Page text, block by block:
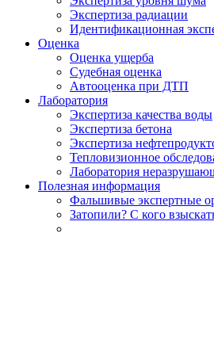
Экспертиза радиации
Идентификационная
Оценка
Оценка ущерба
Судебная оценка
Автооценка при ДТП
Лаборатория
Экспертиза качества воды
Экспертиза бетона
Экспертиза
Тепловизионное
Лаборатория
Полезная информация
Фальшивые экспертные
Затопили? С кого